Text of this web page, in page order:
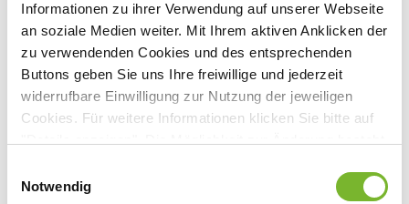
Informationen zu ihrer Verwendung auf unserer Webseite
an soziale Medien weiter. Mit Ihrem aktiven Anklicken der
zu verwendenden Cookies und des entsprechenden
Buttons geben Sie uns Ihre freiwillige und jederzeit
widerrufbare Einwilligung zur Nutzung der jeweiligen
Cookies. Für weitere Informationen klicken Sie bitte auf
Datenschutzerklärung
Notwendig
Anbieter:
Universitätsklinikum Düsseldorf
Ansprechpartner: